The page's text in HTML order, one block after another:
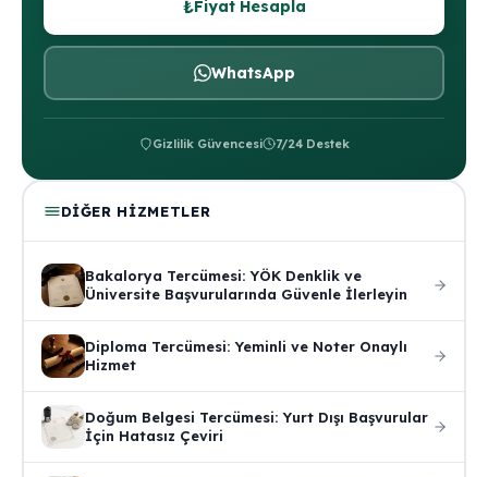
₺Fiyat Hesapla
WhatsApp
Gizlilik Güvencesi 7/24 Destek
DIĞER HIZMETLER
Bakalorya Tercümesi: YÖK Denklik ve
Üniversite Başvurularında Güvenle İlerleyin
Diploma Tercümesi: Yeminli ve Noter Onaylı
Hizmet
Doğum Belgesi Tercümesi: Yurt Dışı Başvurular
İçin Hatasız Çeviri